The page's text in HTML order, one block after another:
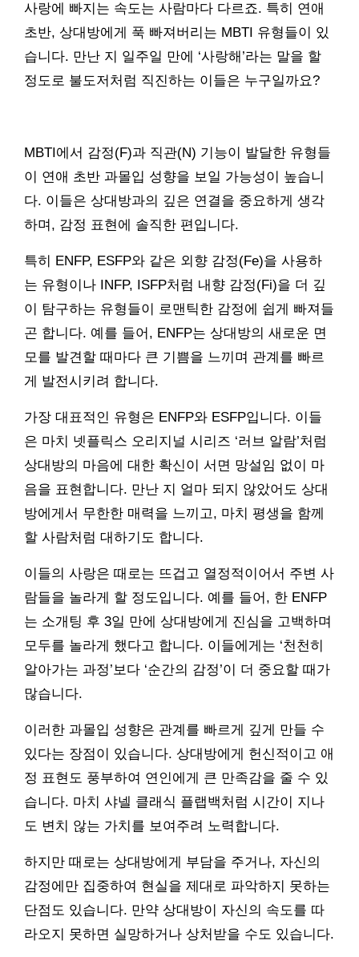
사랑에 빠지는 속도는 사람마다 다르죠. 특히 연애
초반, 상대방에게 푹 빠져버리는 MBTI 유형들이 있
습니다. 만난 지 일주일 만에 ‘사랑해’라는 말을 할
정도로 불도저처럼 직진하는 이들은 누구일까요?
MBTI에서 감정(F)과 직관(N) 기능이 발달한 유형들
이 연애 초반 과몰입 성향을 보일 가능성이 높습니
다. 이들은 상대방과의 깊은 연결을 중요하게 생각
하며, 감정 표현에 솔직한 편입니다.
특히 ENFP, ESFP와 같은 외향 감정(Fe)을 사용하
는 유형이나 INFP, ISFP처럼 내향 감정(Fi)을 더 깊
이 탐구하는 유형들이 로맨틱한 감정에 쉽게 빠져들
곤 합니다. 예를 들어, ENFP는 상대방의 새로운 면
모를 발견할 때마다 큰 기쁨을 느끼며 관계를 빠르
게 발전시키려 합니다.
가장 대표적인 유형은 ENFP와 ESFP입니다. 이들
은 마치 넷플릭스 오리지널 시리즈 ‘러브 알람’처럼
상대방의 마음에 대한 확신이 서면 망설임 없이 마
음을 표현합니다. 만난 지 얼마 되지 않았어도 상대
방에게서 무한한 매력을 느끼고, 마치 평생을 함께
할 사람처럼 대하기도 합니다.
이들의 사랑은 때로는 뜨겁고 열정적이어서 주변 사
람들을 놀라게 할 정도입니다. 예를 들어, 한 ENFP
는 소개팅 후 3일 만에 상대방에게 진심을 고백하며
모두를 놀라게 했다고 합니다. 이들에게는 ‘천천히
알아가는 과정’보다 ‘순간의 감정’이 더 중요할 때가
많습니다.
이러한 과몰입 성향은 관계를 빠르게 깊게 만들 수
있다는 장점이 있습니다. 상대방에게 헌신적이고 애
정 표현도 풍부하여 연인에게 큰 만족감을 줄 수 있
습니다. 마치 샤넬 클래식 플랩백처럼 시간이 지나
도 변치 않는 가치를 보여주려 노력합니다.
하지만 때로는 상대방에게 부담을 주거나, 자신의
감정에만 집중하여 현실을 제대로 파악하지 못하는
단점도 있습니다. 만약 상대방이 자신의 속도를 따
라오지 못하면 실망하거나 상처받을 수도 있습니다.